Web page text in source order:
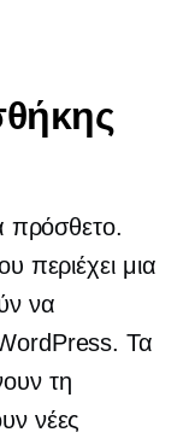
πρόσθετο.
περιέχει μια
να
Τα
τη
νέες